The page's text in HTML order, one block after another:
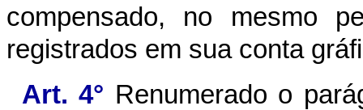
compensado, no mesmo
registrados em sua conta
Art. 4° Renumerado o